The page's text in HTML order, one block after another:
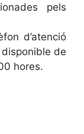
pels
d’atenció
de
hores.